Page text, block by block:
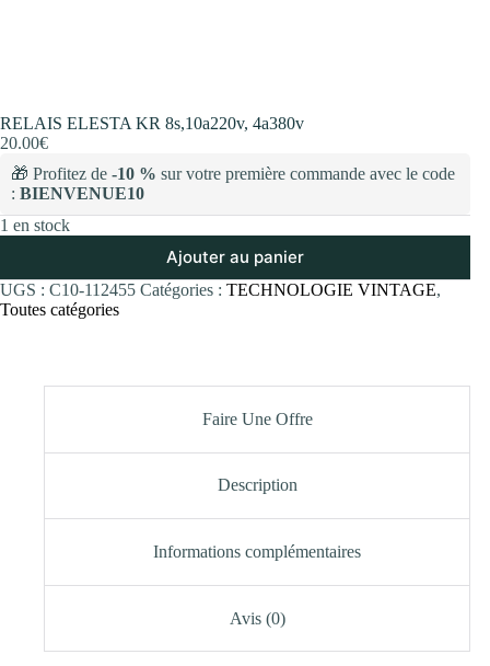
RELAIS ELESTA KR 8s,10a220v, 4a380v
20.00€
🎁 Profitez de -10 % sur votre première commande avec le code
: BIENVENUE10
1 en stock
Ajouter au panier
UGS : C10-112455 Catégories : TECHNOLOGIE VINTAGE,
Toutes catégories
Faire Une Offre
Description
Informations complémentaires
Avis (0)